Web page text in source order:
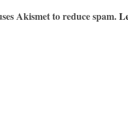
Akismet to reduce spam.